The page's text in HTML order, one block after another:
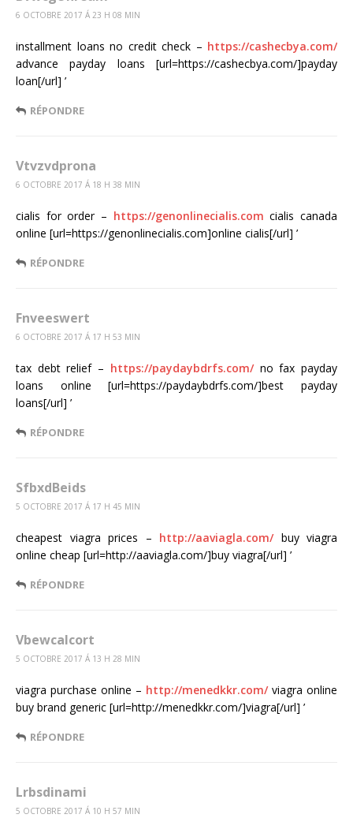
6 OCTOBRE 2017 Á 23 H 08 MIN
installment loans no credit check – https://cashecbya.com/
advance payday loans [url=https://cashecbya.com/]payday
loan[/url] ’
RÉPONDRE
Vtvzvdprona
6 OCTOBRE 2017 Á 18 H 38 MIN
cialis for order – https://genonlinecialis.com cialis canada
online [url=https://genonlinecialis.com]online cialis[/url] ’
RÉPONDRE
Fnveeswert
6 OCTOBRE 2017 Á 17 H 53 MIN
tax debt relief – https://paydaybdrfs.com/no fax payday
loans online [url=https://paydaybdrfs.com/]best payday
loans[/url] ’
RÉPONDRE
SfbxdBeids
5 OCTOBRE 2017 Á 17 H 45 MIN
cheapest viagra prices – http://aaviagla.com/buy viagra
online cheap [url=http://aaviagla.com/]buy viagra[/url] ’
RÉPONDRE
Vbewcalcort
5 OCTOBRE 2017 Á 13 H 28 MIN
viagra purchase online – http://menedkkr.com/viagra online
buy brand generic [url=http://menedkkr.com/]viagra[/url] ’
RÉPONDRE
Lrbsdinami
5 OCTOBRE 2017 Á 10 H 57 MIN